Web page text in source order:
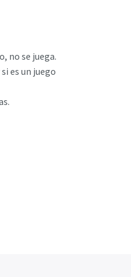
no se juega.
es un juego